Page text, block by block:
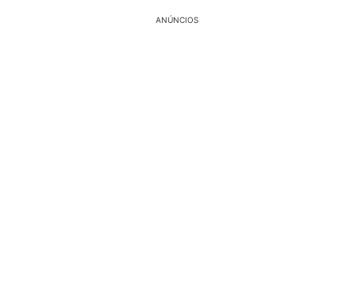
ANÚNCIOS